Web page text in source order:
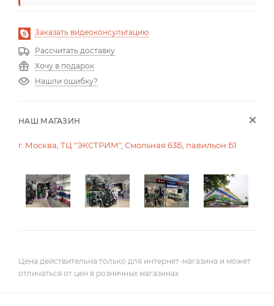
Заказать видеоконсультацию
Рассчитать доставку
Хочу в подарок
Нашли ошибку?
НАШ МАГАЗИН
г. Москва, ТЦ "ЭКСТРИМ", Смольная 63Б, павильон Б1
Цена действительна только для интернет-магазина и может
отличаться от цен в розничных магазинах